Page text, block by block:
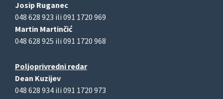
Josip Ruganec
048 628 923 ili 091 1720 969
Martin Martinčić
048 628 925 ili 091 1720 968
Poljoprivredni redar
Dean Kuzijev
048 628 934 ili 091 1720 973